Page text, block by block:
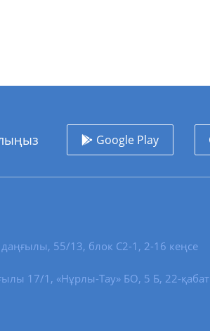
Google Play
даңғылы, 55/13, блок С2-1, 2-16 кеңсе
17/1, «Нұрлы-Тау» БО, 5 Б, 22-қабат